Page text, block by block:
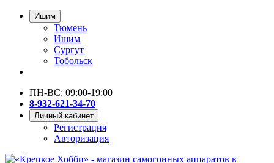
Ишим
Тюмень
Ишим
Сургут
Тобольск
ПН-ВС: 09:00-19:00
8-932-621-34-70
Личный кабинет
Регистрация
Авторизация